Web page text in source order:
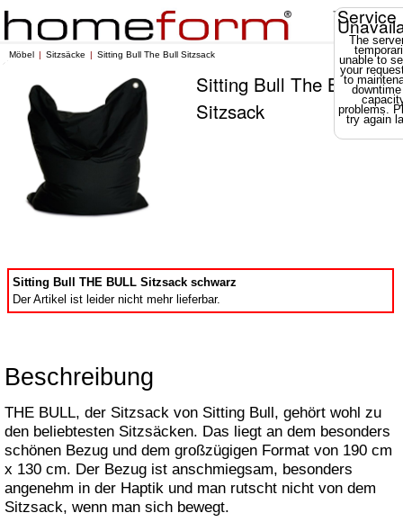
Service
The
unable to
your
to
problems.
try again
Möbel Sitzsäcke Sitting Bull The Bull Sitzsack
Sitting Bull The Bull
Sitzsack
Sitting Bull THE BULL Sitzsack schwarz
Der Artikel ist leider nicht mehr lieferbar.
Beschreibung
THE BULL, der Sitzsack von Sitting Bull, gehört wohl zu
den beliebtesten Sitzsäcken. Das liegt an dem besonders
schönen Bezug und dem großzügigen Format von 190 cm
x 130 cm. Der Bezug ist anschmiegsam, besonders
angenehm in der Haptik und man rutscht nicht von dem
Sitzsack, wenn man sich bewegt.